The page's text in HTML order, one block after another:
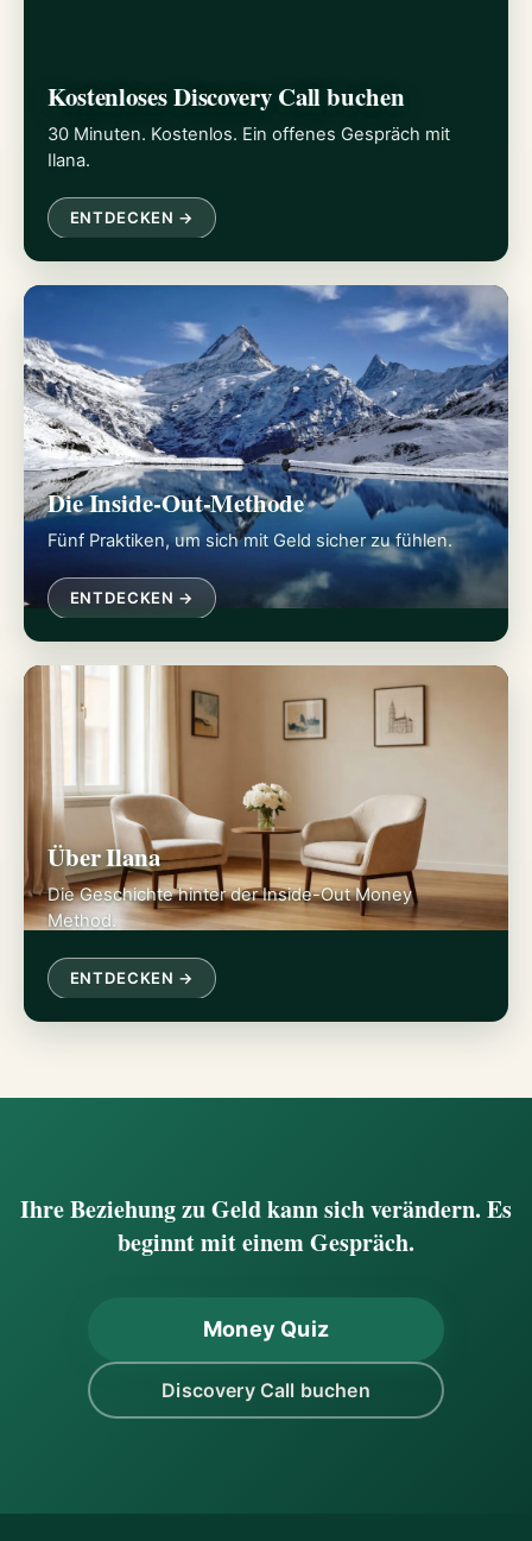
Kostenloses Discovery Call buchen
30 Minuten. Kostenlos. Ein offenes Gespräch mit
Ilana.
ENTDECKEN →
Die Inside-Out-Methode
Fünf Praktiken, um sich mit Geld sicher zu fühlen.
ENTDECKEN →
Über Ilana
Die Geschichte hinter der Inside-Out Money
Method.
ENTDECKEN →
Ihre Beziehung zu Geld kann sich verändern. Es
beginnt mit einem Gespräch.
Money Quiz
Discovery Call buchen